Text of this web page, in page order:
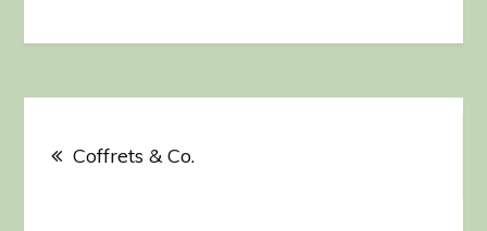
Navigation
de Coffrets & Co.